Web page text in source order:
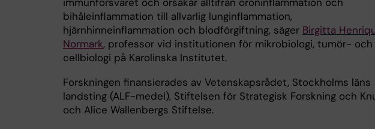
bihåleinflammation till allvarlig lunginflammation,
hjärnhinneinflammation och blodförgiftning, säger Birgitta
Normark, professor vid institutionen för mikrobiologi, tumör- och
cellbiologi på Karolinska Institutet.
Forskningen finansierades av Vetenskapsrådet, Stockholms läns
landsting (ALF-medel), Stiftelsen för Strategisk Forskning och
och Alice Wallenbergs Stiftelse.